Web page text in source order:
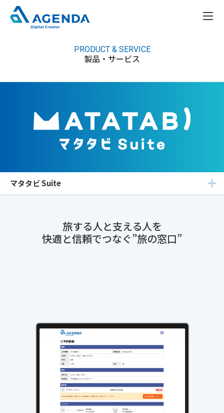
PRODUCT & SERVICE
製品・サービス
マタタビ Suite
旅する人と支える人を
快適と信頼でつなぐ”旅の窓口”